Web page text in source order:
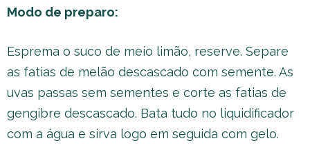
Modo de preparo:
Esprema o suco de meio limão, reserve. Separe
as fatias de melão descascado com semente. As
uvas passas sem sementes e corte as fatias de
gengibre descascado. Bata tudo no liquidificador
com a água e sirva logo em seguida com gelo.